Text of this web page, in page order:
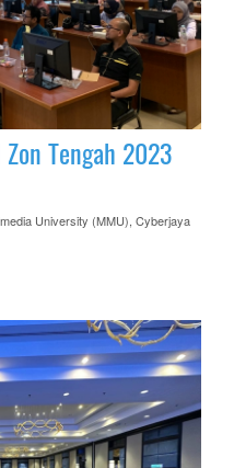
Tengah 2023
University (MMU), Cyberjaya